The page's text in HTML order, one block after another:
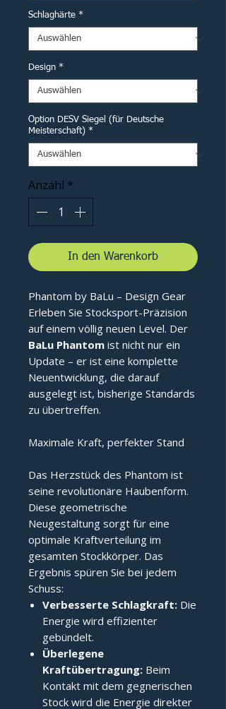
Schlaghärte *
Design *
Option DESV Siegel (für Deutsche
Meisterschaft) *
Anzahl *
In den Warenkorb
Phantom by BaLu – Design Gear
Erleben Sie Stocksport-Präzision
auf einem völlig neuen Level. Der
BaLu Phantom ist nicht nur ein
Update – er ist eine komplette
Neuentwicklung, die darauf
ausgelegt ist, bisherige Standards
zu übertreffen.
Maximale Kraft, perfekter Stand
Das Herzstück des Phantom ist
seine revolutionäre Haubenform.
Diese geometrische
Neugestaltung sorgt für eine
optimale Kraftverteilung im
gesamten Stockkörper. Das
Ergebnis spüren Sie bei jedem
Schuss:
Verbesserte Schlagkraft: Die
Energie wird effizienter
gebündelt.
Überlegene
Kraftübertragung: Beim
Kontakt mit dem gegnerischen
Stock wird die Energie direkter